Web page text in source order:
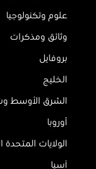
علوم وتكنولوجيا
وثائق ومذكرات
بروفايل
الخليج
الشرق الأوسط
أوروبا
الولايات المتحدة
آسيا